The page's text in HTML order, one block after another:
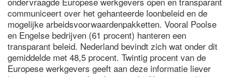
communiceert over het gehanteerde loonbeleid en de
mogelijke arbeidsvoorwaardenpakketten. Vooral Poolse
en Engelse bedrijven (61 procent) hanteren een
transparant beleid. Nederland bevindt zich wat onder dit
gemiddelde met 48,5 procent. Twintig procent van de
Europese werkgevers geeft aan deze informatie liever